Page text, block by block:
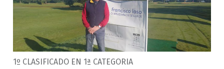
1º CLASIFICADO EN 1ª CATEGORIA